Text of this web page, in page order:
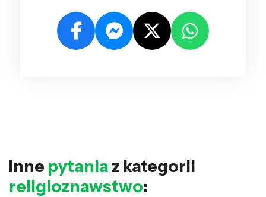
Inne pytania z kategorii
religioznawstwo: